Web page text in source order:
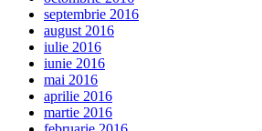
septembrie 2016
august 2016
iulie 2016
iunie 2016
mai 2016
aprilie 2016
martie 2016